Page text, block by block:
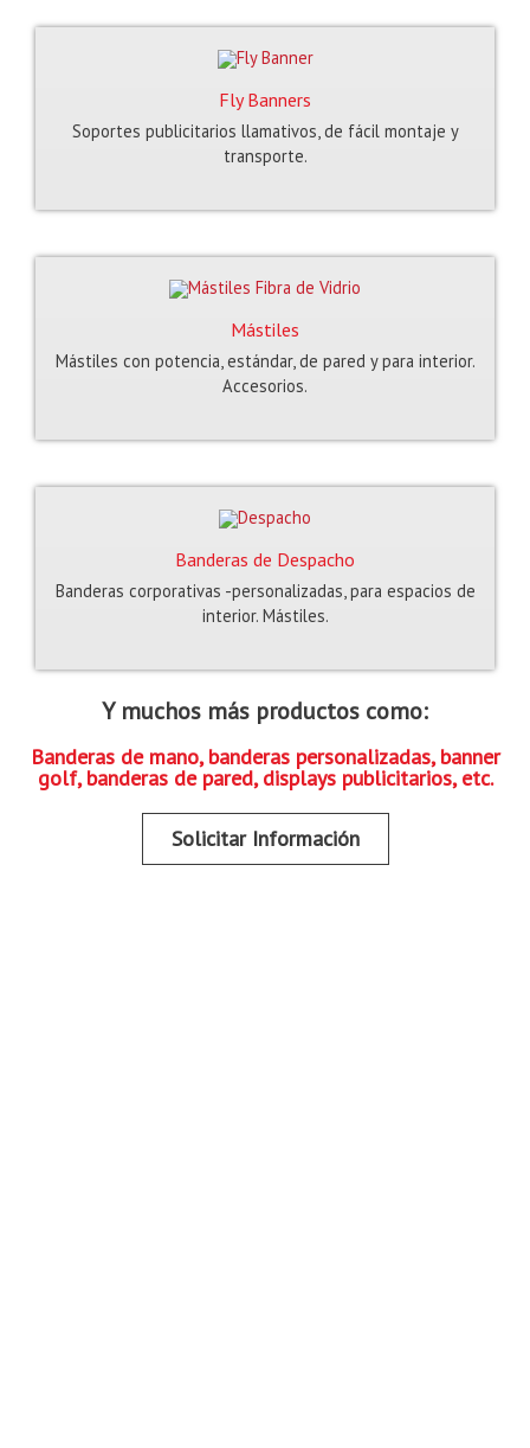
Fly Banners
Soportes publicitarios llamativos, de fácil montaje y
transporte.
Mástiles
Mástiles con potencia, estándar, de pared y para interior.
Accesorios.
Banderas de Despacho
Banderas corporativas -personalizadas, para espacios de
interior. Mástiles.
Y muchos más productos como:
Banderas de mano, banderas personalizadas, banner
golf, banderas de pared, displays publicitarios, etc.
Solicitar Información